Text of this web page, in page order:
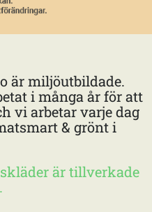
är miljöutbildade.
i många år för att
vi arbetar varje dag
& grönt i
är tillverkade